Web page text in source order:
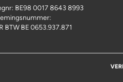
BE98 0017 8643 8993
BTW BE 0653.937.871